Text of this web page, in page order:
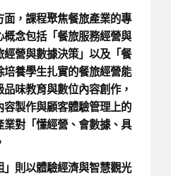
，課程聚焦餐旅產業的專
念包括「餐旅服務經營與
營與數據決策」以及「餐
養學生扎實的餐旅經營能
味教育與數位內容創作，
製作與顧客體驗管理上的
對「懂經營、會數據、具
」則以體驗經濟與智慧觀光